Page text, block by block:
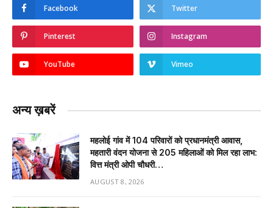
Facebook Twitter
Pinterest Instagram
YouTube Vimeo
अन्य ख़बरें
महलोई गांव में 104 परिवारों को प्रधानमंत्री आवास,
महतारी वंदन योजना से 205 महिलाओं को मिल रहा लाभ:
वित्त मंत्री ओपी चौधरी…
AUGUST 8, 2026